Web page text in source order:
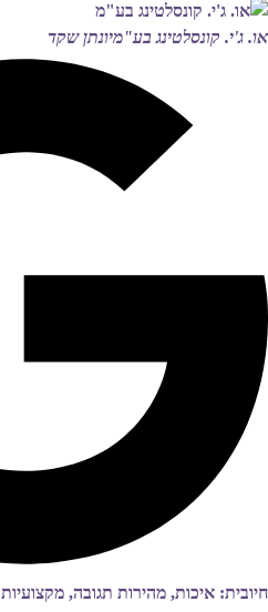
או. ג'י. קונסלטינג בע"מיונתן שקד
חיובית: איכות, מהירות תגובה, מקצועיות